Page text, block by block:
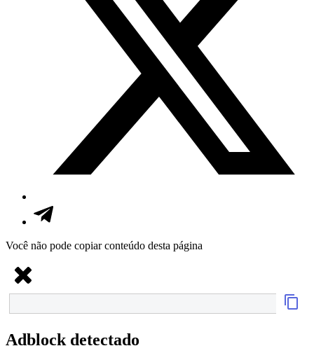
Você não pode copiar conteúdo desta página
Adblock detectado